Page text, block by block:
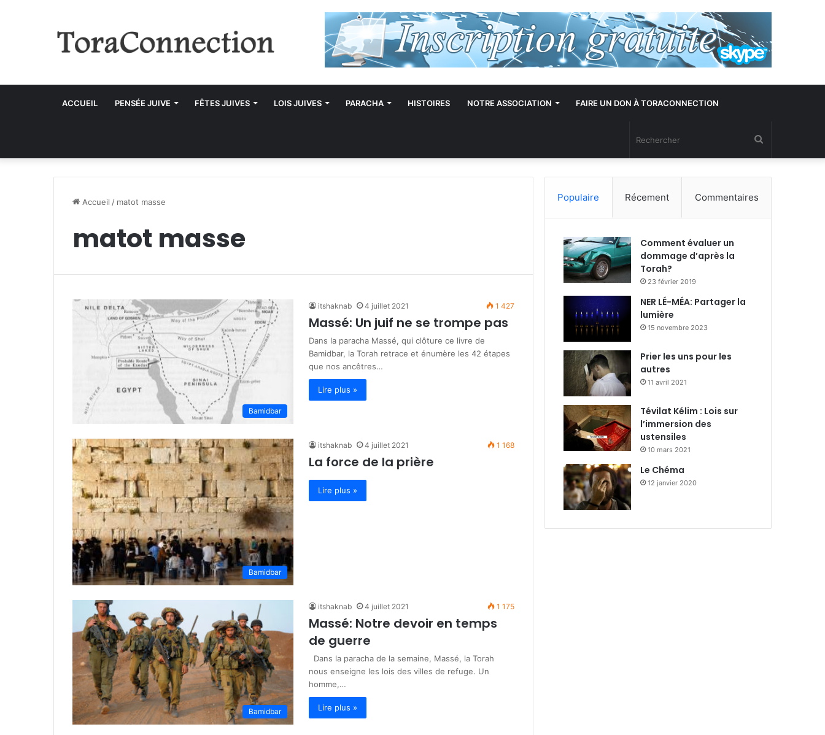
ACCUEIL PENSÉE JUIVE FÊTES JUIVES LOIS JUIVES PARACHA HISTOIRES NOTRE ASSOCIATION FAIRE UN DON À TORACONNECTION
Accueil / matot masse
matot masse
Bamidbar
itshaknab 4 juillet 2021 1 427
Massé: Un juif ne se trompe pas
Dans la paracha Massé, qui clôture ce livre de
Bamidbar, la Torah retrace et énumère les 42 étapes
que nos ancêtres…
Lire plus »
Bamidbar
itshaknab 4 juillet 2021 1 168
La force de la prière
Lire plus »
Bamidbar
itshaknab 4 juillet 2021 1 175
Massé: Notre devoir en temps
de guerre
Dans la paracha de la semaine, Massé, la Torah
nous enseigne les lois des villes de refuge. Un
homme,…
Lire plus »
Populaire Récement Commentaires
Comment évaluer un
dommage d’après la
Torah?
23 février 2019
NER LÉ-MÉA: Partager la
lumière
15 novembre 2023
Prier les uns pour les
autres
11 avril 2021
Tévilat Kélim : Lois sur
l’immersion des
ustensiles
10 mars 2021
Le Chéma
12 janvier 2020